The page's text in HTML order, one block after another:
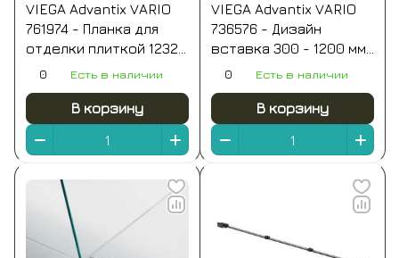
VIEGA Advantix VARIO
761974 - Планка для
отделки плиткой 1232
мм (нержавеющая
0 Есть в наличии
В корзину
VIEGA Advantix VARIO
736576 - Дизайн
вставка 300 - 1200 мм
(нержавеющая сталь
0 Есть в наличии
В корзину